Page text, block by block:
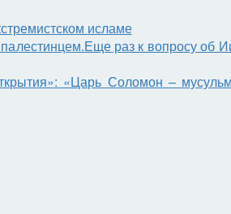
исламе
раз к вопросу об
«Царь Соломон –